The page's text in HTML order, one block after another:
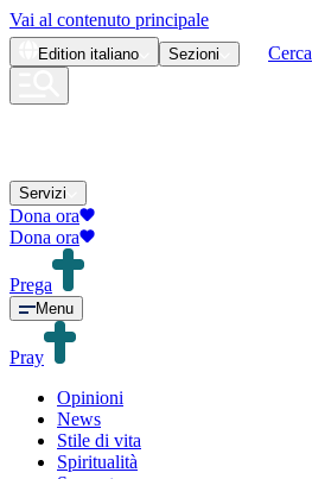
Vai al contenuto principale
Edition italiano Sezioni Cerca
Servizi
Dona ora
Dona ora
Prega
Menu
Pray
Opinioni
News
Stile di vita
Spiritualità